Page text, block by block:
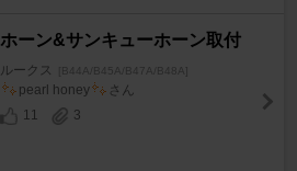
ホーン&サンキューホーン取付
ルークス [B44A/B45A/B47A/B48A]
pearl honey
さん
11
3